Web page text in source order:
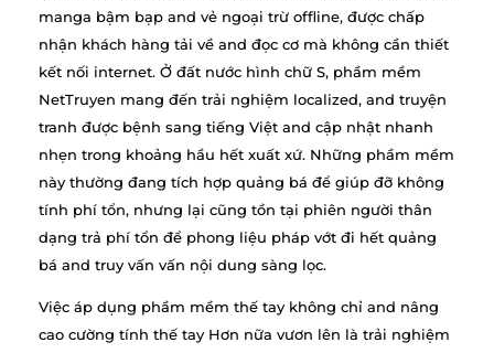
manga bậm bạp and vẻ ngoại trừ offline, được chấp
nhận khách hàng tải về and đọc cơ mà không cần thiết
kết nối internet. Ở đất nước hình chữ S, phầm mềm
NetTruyen mang đến trải nghiệm localized, and truyện
tranh được bệnh sang tiếng Việt and cập nhật nhanh
nhẹn trong khoảng hầu hết xuất xứ. Những phầm mềm
này thường đang tích hợp quảng bá để giúp đỡ không
tính phí tổn, nhưng lại cũng tồn tại phiên người thân
dạng trả phí tổn để phong liệu pháp vớt đi hết quảng
bá and truy vấn vấn nội dung sàng lọc.
Việc áp dụng phầm mềm thế tay không chỉ and nâng
cao cường tính thế tay Hơn nữa vươn lên là trải nghiệm